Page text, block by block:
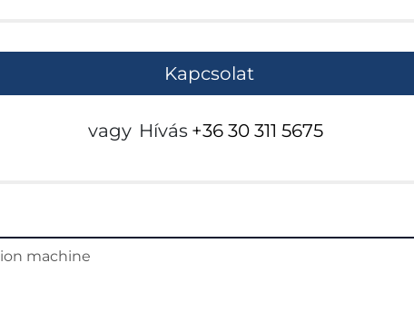
Kapcsolat
vagy Hívás +36 30 311 5675
machine